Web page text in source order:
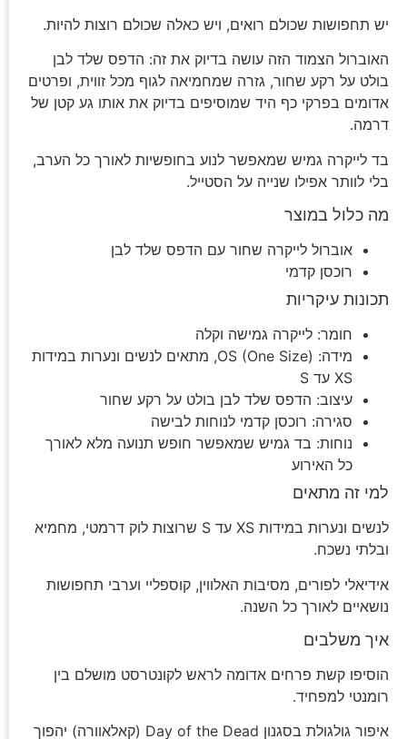
יש תחפושות שכולם רואים, ויש כאלה שכולם רוצות להיות.
האוברול הצמוד הזה עושה בדיוק את זה: הדפס שלד לבן
בולט על רקע שחור, גזרה שמחמיאה לגוף מכל זווית, ופרטים
אדומים בפרקי כף היד שמוסיפים בדיוק את אותו גע קטן של
דרמה.
בד לייקרה גמיש שמאפשר לנוע בחופשיות לאורך כל הערב,
בלי לוותר אפילו שנייה על הסטייל.
מה כלול במוצר
אוברול לייקרה שחור עם הדפס שלד לבן
רוכסן קדמי
תכונות עיקריות
חומר: לייקרה גמישה וקלה
מידה: OS (One Size), מתאים לנשים ונערות במידות
XS עד S
עיצוב: הדפס שלד לבן בולט על רקע שחור
סגירה: רוכסן קדמי לנוחות לבישה
נוחות: בד גמיש שמאפשר חופש תנועה מלא לאורך
כל האירוע
למי זה מתאים
לנשים ונערות במידות XS עד S שרוצות לוק דרמטי, מחמיא
ובלתי נשכח.
אידיאלי לפורים, מסיבות האלווין, קוספליי וערבי תחפושות
נושאיים לאורך כל השנה.
איך משלבים
הוסיפו קשת פרחים אדומה לראש לקונטרסט מושלם בין
רומנטי למפחיד.
איפור גולגולת בסגנון Day of the Dead (קאלאוורה) יהפוך